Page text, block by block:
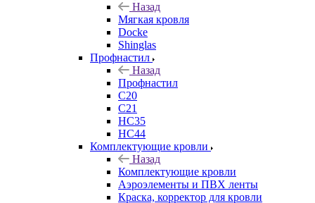
Назад
Мягкая кровля
Docke
Shinglas
Профнастил
Назад
Профнастил
C20
C21
НС35
НС44
Комплектующие кровли
Назад
Комплектующие кровли
Аэроэлементы и ПВХ ленты
Краска, корректор для кровли